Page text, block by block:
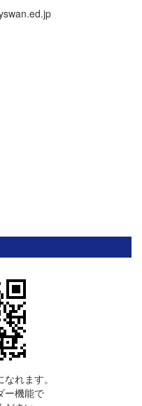
れます。
ー機能で